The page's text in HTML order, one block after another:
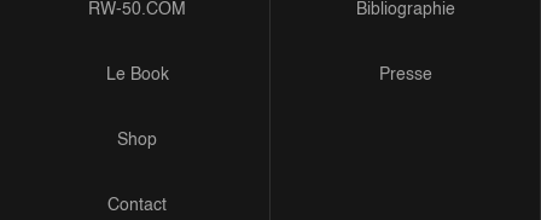
RW-50.COM
Le Book
Shop
Contact
Bibliographie
Presse